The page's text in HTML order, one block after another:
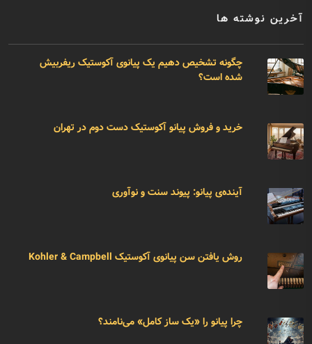
آخرین نوشته ها
چگونه تشخیص دهیم یک پیانوی آکوستیک ریفربیش
شده است؟
خرید و فروش پیانو آکوستیک دست دوم در تهران
آینده‌ی پیانو: پیوند سنت و نوآوری
روش یافتن سن پیانوی آکوستیک Kohler & Campbell
چرا پیانو را «یک ساز کامل» می‌نامند؟